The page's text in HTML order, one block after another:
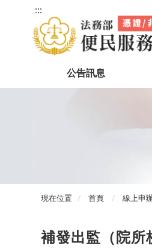
:::
公告訊息
現在位置 首頁 線上申
補發出監（院所